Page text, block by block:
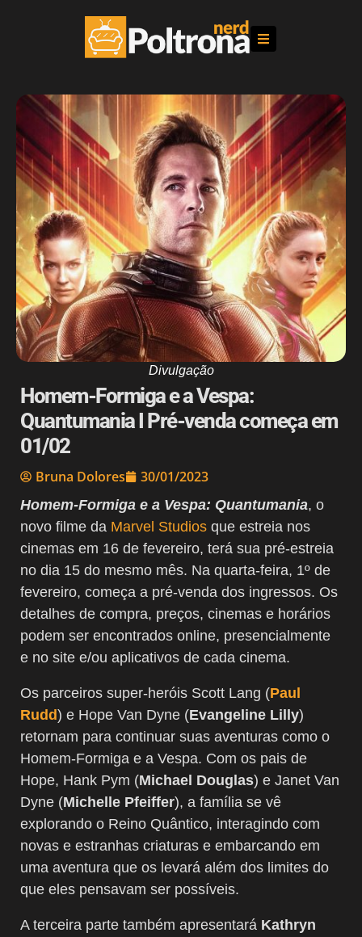
Divulgação
Homem-Formiga e a Vespa:
Quantumania I Pré-venda começa em
01/02
Bruna Dolores 30/01/2023
Homem-Formiga e a Vespa: Quantumania, o
novo filme da Marvel Studios que estreia nos
cinemas em 16 de fevereiro, terá sua pré-estreia
no dia 15 do mesmo mês. Na quarta-feira, 1º de
fevereiro, começa a pré-venda dos ingressos. Os
detalhes de compra, preços, cinemas e horários
podem ser encontrados online, presencialmente
e no site e/ou aplicativos de cada cinema.
Os parceiros super-heróis Scott Lang (Paul
Rudd) e Hope Van Dyne (Evangeline Lilly)
retornam para continuar suas aventuras como o
Homem-Formiga e a Vespa. Com os pais de
Hope, Hank Pym (Michael Douglas) e Janet Van
Dyne (Michelle Pfeiffer), a família se vê
explorando o Reino Quântico, interagindo com
novas e estranhas criaturas e embarcando em
uma aventura que os levará além dos limites do
que eles pensavam ser possíveis.
A terceira parte também apresentará Kathryn